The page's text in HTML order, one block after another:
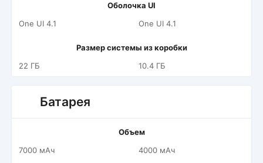
Оболочка UI
One UI 4.1
One UI 4.1
Размер системы из коробки
22 ГБ
10.4 ГБ
Батарея
Объем
7000 мАч
4000 мАч